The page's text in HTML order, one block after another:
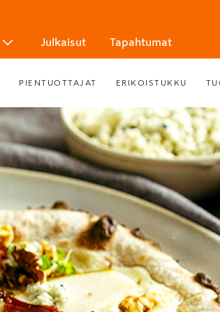
Julkaisut Tapahtumat
PIENTUOTTAJAT ERIKOISTUKKU